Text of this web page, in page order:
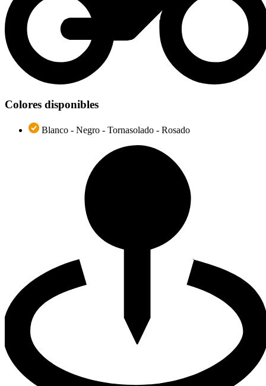
Colores disponibles
Blanco - Negro - Tornasolado - Rosado